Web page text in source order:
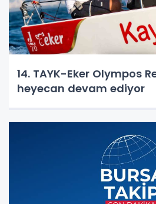
14. TAYK-Eker Olympos
heyecan devam ediyor